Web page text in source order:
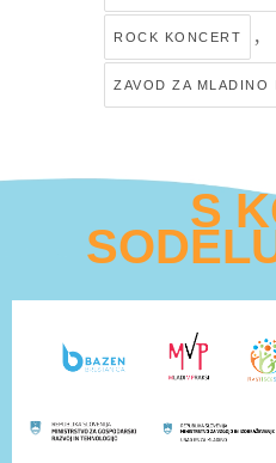
ROCK KONCERT ,
ZAVOD ZA MLADINO
S